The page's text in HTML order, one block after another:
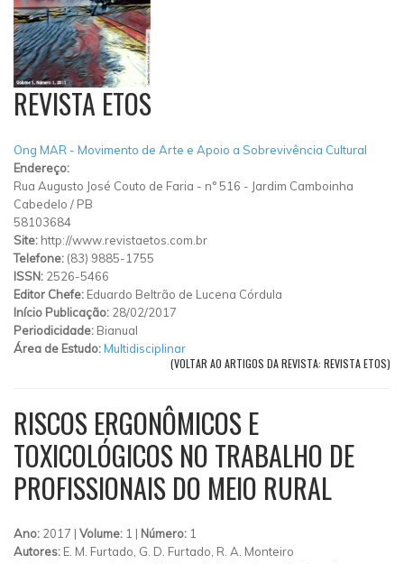
REVISTA ETOS
Ong MAR - Movimento de Arte e Apoio a Sobrevivência Cultural
Endereço:
Rua Augusto José Couto de Faria - n° 516 - Jardim Camboinha
Cabedelo / PB
58103684
Site: http://www.revistaetos.com.br
Telefone: (83) 9885-1755
ISSN: 2526-5466
Editor Chefe: Eduardo Beltrão de Lucena Córdula
Início Publicação: 28/02/2017
Periodicidade: Bianual
Área de Estudo:Multidisciplinar
(VOLTAR AO ARTIGOS DA REVISTA: REVISTA ETOS)
RISCOS ERGONÔMICOS E
TOXICOLÓGICOS NO TRABALHO DE
PROFISSIONAIS DO MEIO RURAL
Ano: 2017 | Volume: 1 | Número: 1
Autores: E. M. Furtado, G. D. Furtado, R. A. Monteiro